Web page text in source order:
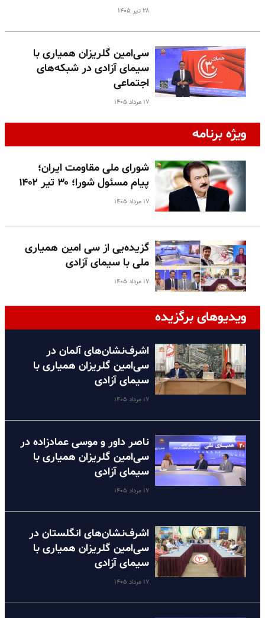
۲۸ تیر ۱۴۰۵
سی‌امین گلریزان همیاری با
سیمای آزادی در شبکه‌های
اجتماعی
۱۷ مرداد ۱۴۰۵
ویژه برنامه
شورای ملی مقاومت ایران؛
پیام مسئول شورا؛ ۳۰ تیر ۱۴۰۲
۱۷ مرداد ۱۴۰۵
گزیده‌یی از سی امین همیاری
ملی با سیمای آزادی
۱۷ مرداد ۱۴۰۵
ویدیوهای برگزیده
اشرف‌نشان‌های آلمان در
سی‌امین گلریزان همیاری با
سیمای آزادی
۱۷ مرداد ۱۴۰۵
ناصر داور و موسی عمادزاده در
سی‌امین گلریزان همیاری با
سیمای آزادی
۱۷ مرداد ۱۴۰۵
اشرف‌نشان‌های انگلستان در
سی‌امین گلریزان همیاری با
سیمای آزادی
۱۷ مرداد ۱۴۰۵